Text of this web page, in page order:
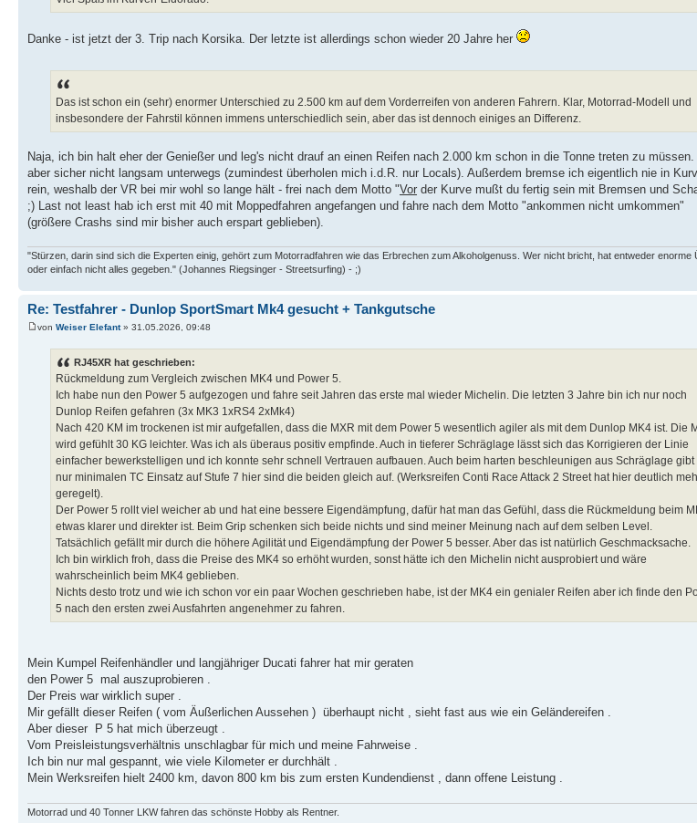
Danke - ist jetzt der 3. Trip nach Korsika. Der letzte ist allerdings schon wieder 20 Jahre her
Das ist schon ein (sehr) enormer Unterschied zu 2.500 km auf dem Vorderreifen von anderen Fahrern. Klar, Motorrad-Modell und
insbesondere der Fahrstil können immens unterschiedlich sein, aber das ist dennoch einiges an Differenz.
Naja, ich bin halt eher der Genießer und leg's nicht drauf an einen Reifen nach 2.000 km schon in die Tonne treten zu
aber sicher nicht langsam unterwegs (zumindest überholen mich i.d.R. nur Locals). Außerdem bremse ich eigentlich nie in
rein, weshalb der VR bei mir wohl so lange hält - frei nach dem Motto "Vor der Kurve mußt du fertig sein mit Bremsen und
;) Last not least hab ich erst mit 40 mit Moppedfahren angefangen und fahre nach dem Motto "ankommen nicht umkommen"
(größere Crashs sind mir bisher auch erspart geblieben).
"Stürzen, darin sind sich die Experten einig, gehört zum Motorradfahren wie das Erbrechen zum Alkoholgenuss. Wer nicht bricht, hat entweder enorme
oder einfach nicht alles gegeben." (Johannes Riegsinger - Streetsurfing) - ;)
Re: Testfahrer - Dunlop SportSmart Mk4 gesucht + Tankgutsche
von Weiser Elefant» 31.05.2026, 09:48
RJ45XR hat geschrieben:
Rückmeldung zum Vergleich zwischen MK4 und Power 5.
Ich habe nun den Power 5 aufgezogen und fahre seit Jahren das erste mal wieder Michelin. Die letzten 3 Jahre bin ich nur noch
Dunlop Reifen gefahren (3x MK3 1xRS4 2xMk4)
Nach 420 KM im trockenen ist mir aufgefallen, dass die MXR mit dem Power 5 wesentlich agiler als mit dem Dunlop MK4 ist. Die
wird gefühlt 30 KG leichter. Was ich als überaus positiv empfinde. Auch in tieferer Schräglage lässt sich das Korrigieren der Linie
einfacher bewerkstelligen und ich konnte sehr schnell Vertrauen aufbauen. Auch beim harten beschleunigen aus Schräglage gibt
nur minimalen TC Einsatz auf Stufe 7 hier sind die beiden gleich auf. (Werksreifen Conti Race Attack 2 Street hat hier deutlich
geregelt).
Der Power 5 rollt viel weicher ab und hat eine bessere Eigendämpfung, dafür hat man das Gefühl, dass die Rückmeldung beim
etwas klarer und direkter ist. Beim Grip schenken sich beide nichts und sind meiner Meinung nach auf dem selben Level.
Tatsächlich gefällt mir durch die höhere Agilität und Eigendämpfung der Power 5 besser. Aber das ist natürlich Geschmacksache.
Ich bin wirklich froh, dass die Preise des MK4 so erhöht wurden, sonst hätte ich den Michelin nicht ausprobiert und wäre
wahrscheinlich beim MK4 geblieben.
Nichts desto trotz und wie ich schon vor ein paar Wochen geschrieben habe, ist der MK4 ein genialer Reifen aber ich finde den
5 nach den ersten zwei Ausfahrten angenehmer zu fahren.
Mein Kumpel Reifenhändler und langjähriger Ducati fahrer hat mir geraten
den Power 5 mal auszuprobieren .
Der Preis war wirklich super .
Mir gefällt dieser Reifen ( vom Äußerlichen Aussehen ) überhaupt nicht , sieht fast aus wie ein Geländereifen .
Aber dieser P 5 hat mich überzeugt .
Vom Preisleistungsverhältnis unschlagbar für mich und meine Fahrweise .
Ich bin nur mal gespannt, wie viele Kilometer er durchhält .
Mein Werksreifen hielt 2400 km, davon 800 km bis zum ersten Kundendienst , dann offene Leistung .
Motorrad und 40 Tonner LKW fahren das schönste Hobby als Rentner.